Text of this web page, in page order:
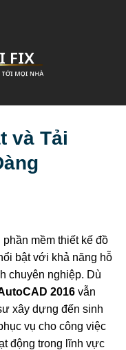
và Tải
phần mềm thiết kế đồ
bật với khả năng hỗ
chuyên nghiệp. Dù
2016 vẫn
xây dựng đến sinh
vụ cho công việc
động trong lĩnh vực